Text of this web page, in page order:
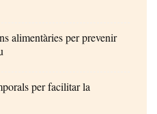
alimentàries per prevenir
per facilitar la